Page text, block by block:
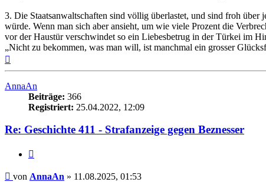
3. Die Staatsanwaltschaften sind völlig überlastet, und sind froh über
würde. Wenn man sich aber ansieht, um wie viele Prozent die
vor der Haustür verschwindet so ein Liebesbetrug in der Türkei im
„Nicht zu bekommen, was man will, ist manchmal ein grosser
AnnaAn
Beiträge: 366
Registriert: 25.04.2022, 12:09
Re: Geschichte 411 - Strafanzeige gegen Beznesser
Beitrag
von AnnaAn » 11.08.2025, 01:53